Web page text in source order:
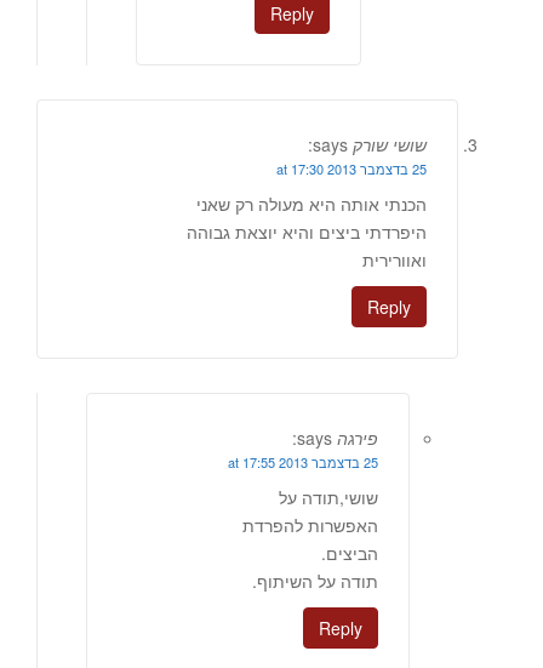
Reply
שושי שורק says:
25 בדצמבר 2013 at 17:30
הכנתי אותה היא מעולה רק שאני
היפרדתי ביצים והיא יוצאת גבוהה
ואוורירית
Reply
פירגה says:
25 בדצמבר 2013 at 17:55
שושי,תודה על
האפשרות להפרדת
הביצים.
תודה על השיתוף.
Reply